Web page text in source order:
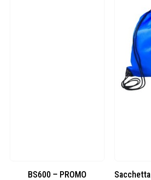
BS600 – PROMO